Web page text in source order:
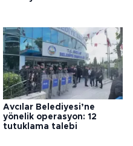
Avcılar Belediyesi’ne
yönelik operasyon: 12
tutuklama talebi